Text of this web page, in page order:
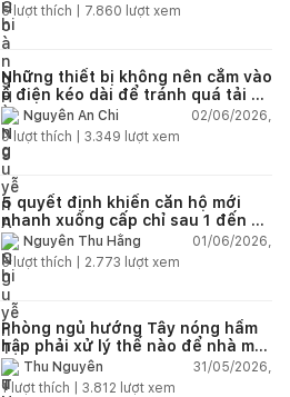
5lượt thích | 7.860 lượt xem
Những thiết bị không nên cắm vào
ổ điện kéo dài để tránh quá tải và
chập cháy trong nhà
Nguyễn An Chi
02/06/2026,
9lượt thích | 3.349 lượt xem
5 quyết định khiến căn hộ mới
nhanh xuống cấp chỉ sau 1 đến 2
nămNguyễn Thu Hằng
01/06/2026,
5lượt thích | 2.773 lượt xem
Phòng ngủ hướng Tây nóng hầm
hập phải xử lý thế nào để nhà mát
hơn?Thu Nguyễn
31/05/2026,
1lượt thích | 3.812 lượt xem